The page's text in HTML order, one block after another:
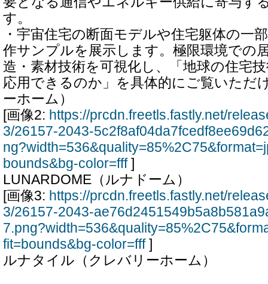
す。
・宇宙住宅の断面モデルや住宅躯体の一
作サンプルを展示します。極限環境での
造・素材技術を可視化し、「地球の住宅
応用できるのか」を具体的にご覧いただ
ーホーム）
[画像2: https://prcdn.freetls.fastly.net/
3/26157-2043-
bounds&bg-color=fff]
LUNARDOME（ルナドーム）
[画像3: https://prcdn.freetls.fastly.net/
3/26157-2043-
fit=bounds&bg-color=fff]
ルナタイル（クレバリーホーム）